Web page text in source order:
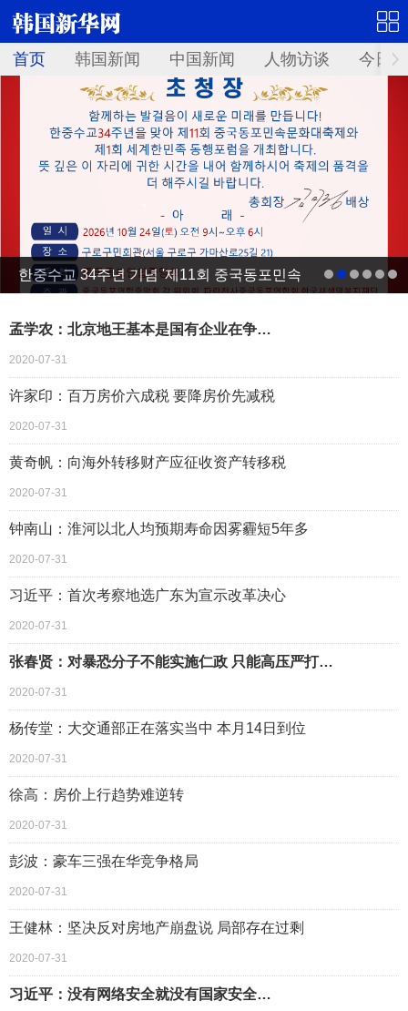
首页 韩国新闻 中国新闻 人物访谈 今日
한중수교 34주년 기념 '제11회 중국동포민속
孟学农：北京地王基本是国有企业在争…
2020-07-31
许家印：百万房价六成税 要降房价先减税
2020-07-31
黄奇帆：向海外转移财产应征收资产转移税
2020-07-31
钟南山：淮河以北人均预期寿命因雾霾短5年多
2020-07-31
习近平：首次考察地选广东为宣示改革决心
2020-07-31
张春贤：对暴恐分子不能实施仁政 只能高压严打…
2020-07-31
杨传堂：大交通部正在落实当中 本月14日到位
2020-07-31
徐高：房价上行趋势难逆转
2020-07-31
彭波：豪车三强在华竞争格局
2020-07-31
王健林：坚决反对房地产崩盘说 局部存在过剩
2020-07-31
习近平：没有网络安全就没有国家安全…